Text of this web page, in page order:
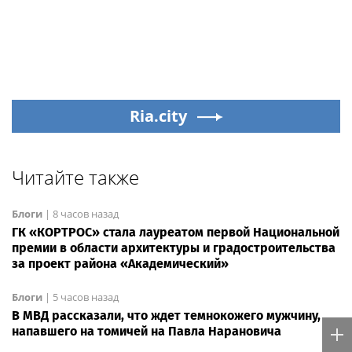
Ria.city
Читайте также
Блоги | 8 часов назад
ГК «КОРТРОС» стала лауреатом первой Национальной
премии в области архитектуры и градостроительства
за проект района «Академический»
Блоги | 5 часов назад
В МВД рассказали, что ждет темнокожего мужчину,
напавшего на томичей на Павла Нарановича